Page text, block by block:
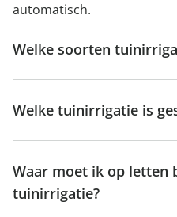
automatisch.
Welke soorten
Welke tuinirrigatie is
Waar moet ik op letten
tuinirrigatie?